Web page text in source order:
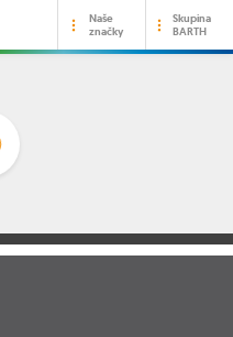
Naše
značky
Skupina
BARTH